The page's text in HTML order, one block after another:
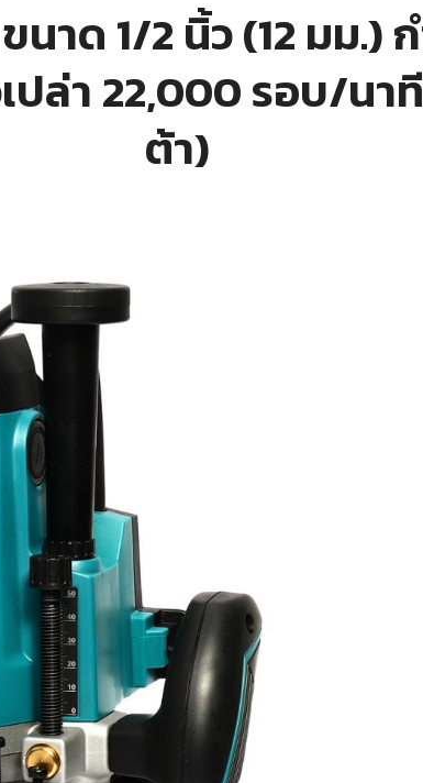
นาด 1/2 นิ้ว (12 มม.)
ปล่า 22,000 รอบ/นา
ต้า)